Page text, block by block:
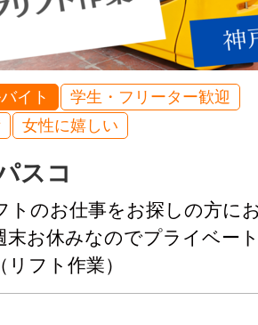
イト
学生・フリーター歓迎
女性に嬉しい
スコ
トのお仕事をお探しの方に
末お休みなのでプライベー
フト作業）